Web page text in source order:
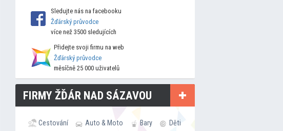
Sledujte nás na facebooku
Žďárský průvodce
více než 3500 sledujících
Přidejte svoji firmu na web
Žďárský průvodce
měsíčně 25 000 uživatelů
FIRMY ŽĎÁR NAD SÁZAVOU
Cestování Auto & Moto Bary
Děti